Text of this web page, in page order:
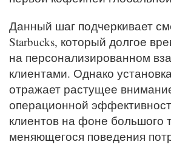
Данный шаг подчеркивает
Starbucks, который долгое
на персонализированном
клиентами. Однако
отражает растущее
операционной
клиентов на фоне большого
меняющегося поведения